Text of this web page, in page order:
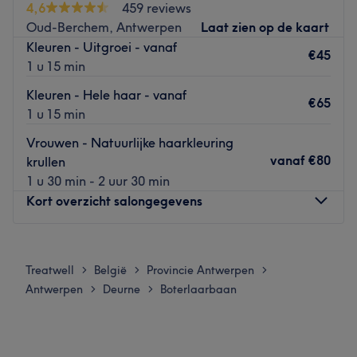
Go to venue
precies wat ze moet doen om het jou volledig naar de zin
te maken. Bij Xhuli’s Dream & Beauty zijn ze van alle
markten thuis: of je nu kiest voor een volledige nieuwe
coupe met extensions, jezelf een mooie make-uplook aan
wilt meten of een heerlijke ontspannende
gezichtsbehandeling ondergaat, je zult gegarandeerd de
4,6
459 reviews
Oud-Berchem, Antwerpen
Laat zien op de kaart
Kleuren - Uitgroei - vanaf
1 u 15 min
€45
Kleuren - Hele haar - vanaf
1 u 15 min
€65
Vrouwen - Natuurlijke haarkleuring
krullen
1 u 30 min - 2 uur 30 min
vanaf €80
Kort overzicht salongegevens
Dinsdag
10:00
Woensdag
Treatwell > België > Provincie Antwerpen >
Antwerpen > Deurne > Boterlaarbaan